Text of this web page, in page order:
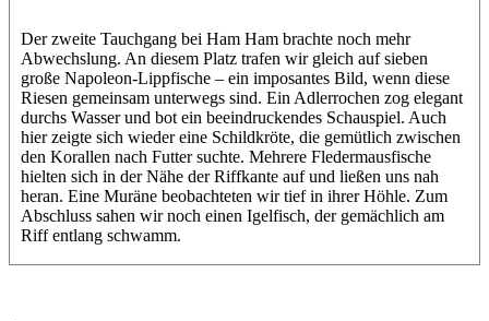
Der zweite Tauchgang bei Ham Ham brachte noch mehr
Abwechslung. An diesem Platz trafen wir gleich auf sieben
große Napoleon-Lippfische – ein imposantes Bild, wenn diese
Riesen gemeinsam unterwegs sind. Ein Adlerrochen zog elegant
durchs Wasser und bot ein beeindruckendes Schauspiel. Auch
hier zeigte sich wieder eine Schildkröte, die gemütlich zwischen
den Korallen nach Futter suchte. Mehrere Fledermausfische
hielten sich in der Nähe der Riffkante auf und ließen uns nah
heran. Eine Muräne beobachteten wir tief in ihrer Höhle. Zum
Abschluss sahen wir noch einen Igelfisch, der gemächlich am
Riff entlang schwamm.